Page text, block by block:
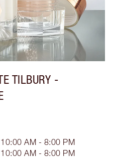
TILBURY -
10:00 AM - 8:00 PM
10:00 AM - 8:00 PM